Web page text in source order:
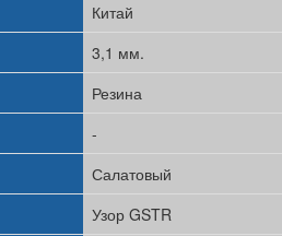
Китай
3,1 мм.
Резина
-
Салатовый
Узор GSTR